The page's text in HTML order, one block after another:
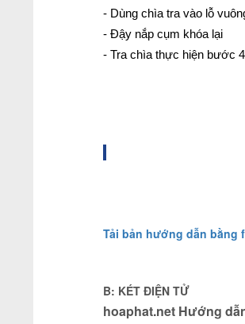
- Dùng chìa tra vào lỗ
- Đậy nắp cụm khóa lại
- Tra chìa thực hiện bước
Tải bản hướng dẫn bằng
B: KÉT ĐIỆN TỬ
hoaphat.net Hướng